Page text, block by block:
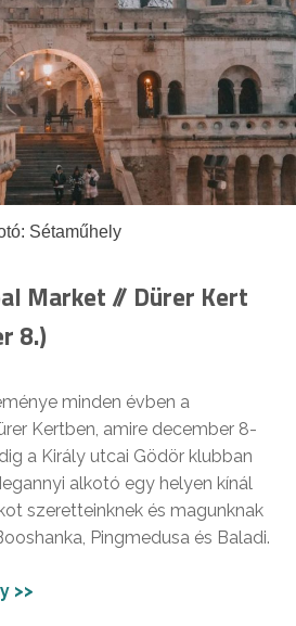
Sétaműhely
Market // Dürer Kert
8.)
minden évben a
Kertben, amire december 8-
a Király utcai Gödör klubban
alkotó egy helyen kínál
szeretteinknek és magunknak
Pingmedusa és Baladi.
>>